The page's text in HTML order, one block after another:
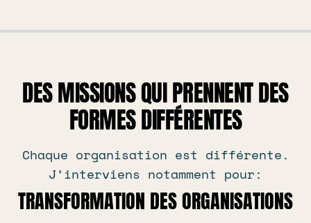
DES MISSIONS QUI PRENNENT DES
FORMES DIFFÉRENTES
Chaque organisation est différente.
J’interviens notamment pour:
TRANSFORMATION DES ORGANISATIONS